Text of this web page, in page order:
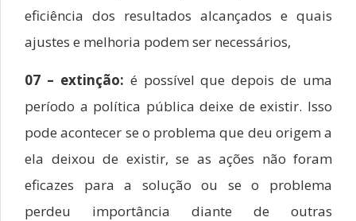
eficiência dos resultados alcançados e quais
ajustes e melhoria podem ser necessários,
07 – extinção: é possível que depois de uma
período a política pública deixe de existir. Isso
pode acontecer se o problema que deu origem a
ela deixou de existir, se as ações não foram
eficazes para a solução ou se o problema
perdeu importância diante de outras